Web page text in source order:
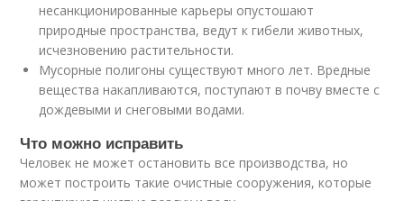
несанкционированные карьеры опустошают
природные пространства, ведут к гибели животных,
исчезновению растительности.
Мусорные полигоны существуют много лет. Вредные
вещества накапливаются, поступают в почву вместе с
дождевыми и снеговыми водами.
Что можно исправить
Человек не может остановить все производства, но
может построить такие очистные сооружения, которые